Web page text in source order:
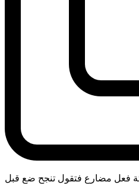
فعل مضارع فتقول تنجح ضع قبل